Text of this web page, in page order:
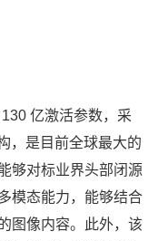
亿激活参数，采
，是目前全球最大的
够对标业界头部闭源
模态能力，能够结合
图像内容。此外，该